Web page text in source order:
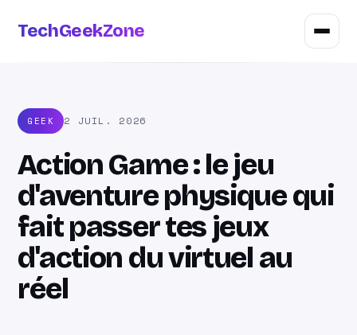
TechGeekZone
GEEK 2 JUIL. 2026
Action Game : le jeu
d'aventure physique qui
fait passer tes jeux
d'action du virtuel au
réel